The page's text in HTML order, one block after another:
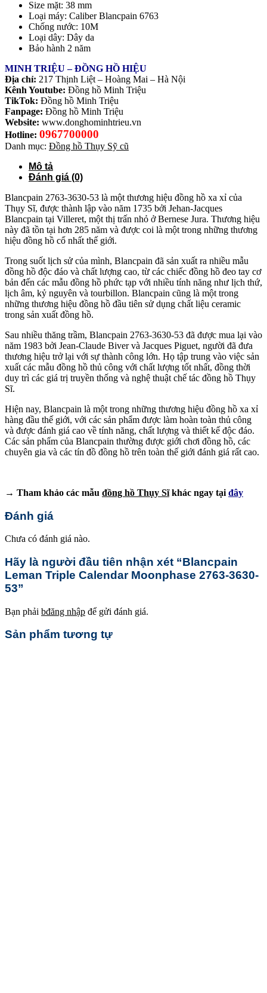
Size mặt: 38 mm
Loại máy: Caliber Blancpain 6763
Chống nước: 10M
Loại dây: Dây da
Bảo hành 2 năm
MINH TRIỆU – ĐỒNG HỒ HIỆU
Địa chỉ: 217 Thịnh Liệt – Hoàng Mai – Hà Nội
Kênh Youtube: Đồng hồ Minh Triệu
TikTok: Đồng hồ Minh Triệu
Fanpage: Đồng hồ Minh Triệu
Website: www.donghominhtrieu.vn
Hotline: 0967700000
Danh mục: Đồng hồ Thụy Sỹ cũ
Mô tả
Đánh giá (0)
Blancpain 2763-3630-53 là một thương hiệu đồng hồ xa xỉ của
Thụy Sĩ, được thành lập vào năm 1735 bởi Jehan-Jacques
Blancpain tại Villeret, một thị trấn nhỏ ở Bernese Jura. Thương hiệu
này đã tồn tại hơn 285 năm và được coi là một trong những thương
hiệu đồng hồ cổ nhất thế giới.
Trong suốt lịch sử của mình, Blancpain đã sản xuất ra nhiều mẫu
đồng hồ độc đáo và chất lượng cao, từ các chiếc đồng hồ đeo tay cơ
bản đến các mẫu đồng hồ phức tạp với nhiều tính năng như lịch thứ,
lịch âm, kỷ nguyên và tourbillon. Blancpain cũng là một trong
những thương hiệu đồng hồ đầu tiên sử dụng chất liệu ceramic
trong sản xuất đồng hồ.
Sau nhiều thăng trầm, Blancpain 2763-3630-53 đã được mua lại vào
năm 1983 bởi Jean-Claude Biver và Jacques Piguet, người đã đưa
thương hiệu trở lại với sự thành công lớn. Họ tập trung vào việc sản
xuất các mẫu đồng hồ thủ công với chất lượng tốt nhất, đồng thời
duy trì các giá trị truyền thống và nghệ thuật chế tác đồng hồ Thụy
Sĩ.
Hiện nay, Blancpain là một trong những thương hiệu đồng hồ xa xỉ
hàng đầu thế giới, với các sản phẩm được làm hoàn toàn thủ công
và được đánh giá cao về tính năng, chất lượng và thiết kế độc đáo.
Các sản phẩm của Blancpain thường được giới chơi đồng hồ, các
chuyên gia và các tín đồ đồng hồ trên toàn thế giới đánh giá rất cao.
→ Tham khảo các mẫu đồng hồ Thụy Sĩkhác ngay tại đây
Đánh giá
Chưa có đánh giá nào.
Hãy là người đầu tiên nhận xét “Blancpain
Leman Triple Calendar Moonphase 2763-3630-
53”
Bạn phải bđăng nhập để gửi đánh giá.
Sản phẩm tương tự